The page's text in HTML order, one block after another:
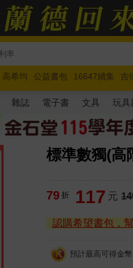
高希均 公益書包 16647續集 吉
馬斯克 玩具總動員5 超慢跑
雜誌 電子書 文具 玩具
標準數獨(高
79 折 117 元
認購希望書包，
預計最高可得金幣